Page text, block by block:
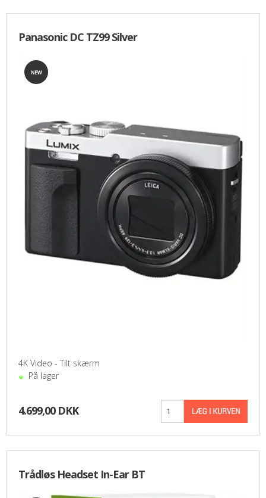
Panasonic DC TZ99 Silver
4K Video - Tilt skærm
På lager
4.699,00 DKK
Trådløs Headset In-Ear BT